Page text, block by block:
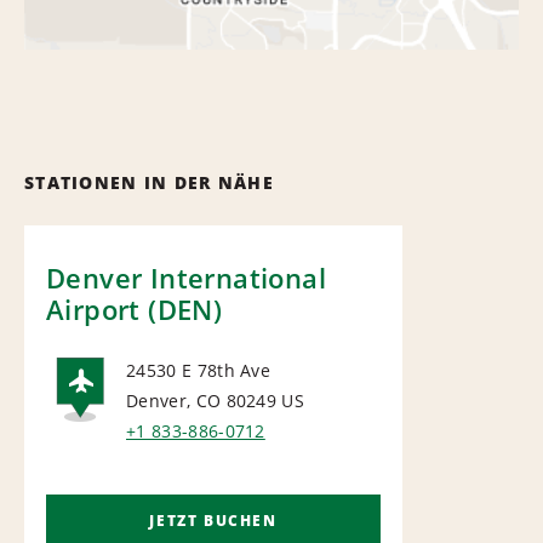
STATIONEN IN DER NÄHE
Denver International
Airport (DEN)
AIRPORT
24530 E 78th Ave
Denver, CO 80249 US
+1 833-886-0712
JETZT BUCHEN